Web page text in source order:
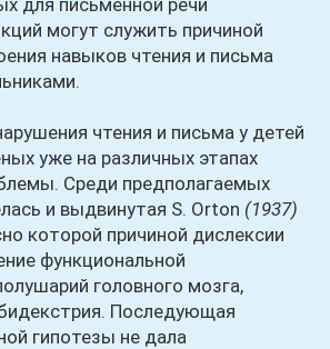
для письменной речи
могут служить причиной
навыков чтения и письма
чтения и письма у детей
уже на различных этапах
Среди предполагаемых
и выдвинутая S. Оrton (1937)
которой причиной дислексии
функциональной
головного мозга,
Последующая
гипотезы не дала